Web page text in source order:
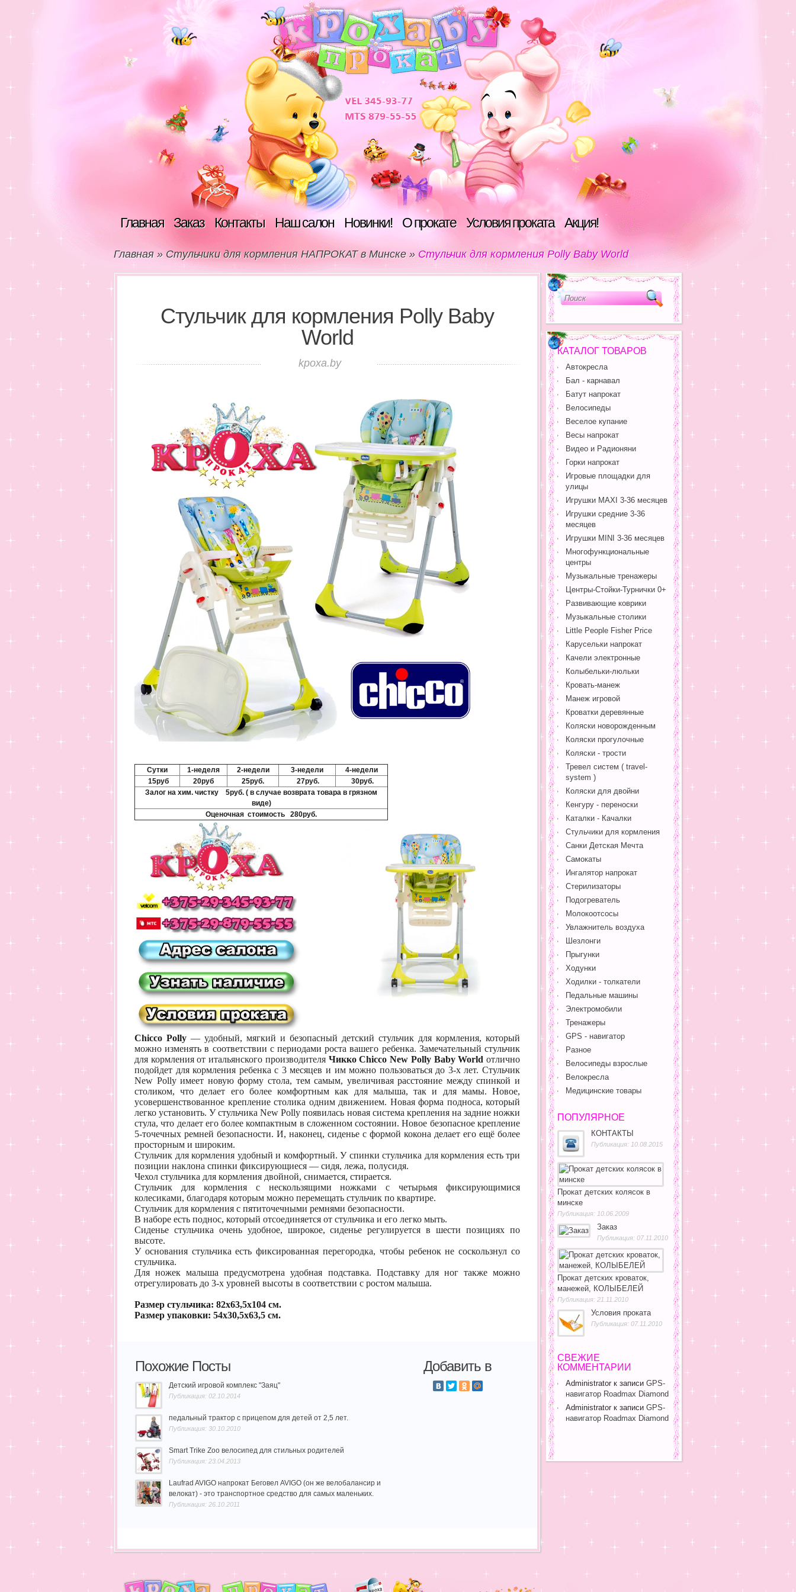
Главная Заказ Контакты Наш салон Новинки! О прокате Условия проката Акция!
Главная » Стульчики для кормления НАПРОКАТ в Минске » Стульчик для кормления Polly Baby World
Стульчик для кормления Polly Baby
World
kpoxa.by
Сутки 1-неделя 2-недели 3-недели
4-недели
15руб
20руб 25руб. 27руб.
30руб.
Залог на хим. чистку 5руб. ( в случае возврата товара в грязном
виде)
Оценочная стоимость 280руб.
Сhicco Polly — удобный, мягкий и безопасный детский стульчик для кормления, который
можно изменять в соответствии с периодами роста вашего ребенка. Замечательный стульчик
для кормления от итальянского производителя Чикко Chicco New Polly Baby Worldотлично
подойдет для кормления ребенка с 3 месяцев и им можно пользоваться до 3-х лет. Стульчик
New Polly имеет новую форму стола, тем самым, увеличивая расстояние между спинкой и
столиком, что делает его более комфортным как для малыша, так и для мамы. Новое,
усовершенствованное крепление столика одним движением. Новая форма подноса, который
легко установить. У стульчика New Polly появилась новая система крепления на задние ножки
стула, что делает его более компактным в сложенном состоянии. Новое безопасное крепление
5-точечных ремней безопасности. И, наконец, сиденье с формой кокона делает его ещё более
просторным и широким.
Стульчик для кормления удобный и комфортный. У спинки стульчика для кормления есть три
позиции наклона спинки фиксирующиеся — сидя, лежа, полусидя.
Чехол стульчика для кормления двойной, снимается, стирается.
Стульчик для кормления с нескользящими ножками с четырьмя фиксирующимися
колесиками, благодаря которым можно перемещать стульчик по квартире.
Стульчик для кормления с пятиточечными ремнями безопасности.
В наборе есть поднос, который отсоединяется от стульчика и его легко мыть.
Сиденье стульчика очень удобное, широкое, сиденье регулируется в шести позициях по
высоте.
У основания стульчика есть фиксированная перегородка, чтобы ребенок не соскользнул со
стульчика.
Для ножек малыша предусмотрена удобная подставка. Подставку для ног также можно
отрегулировать до 3-х уровней высоты в соответствии с ростом малыша.
Размер стульчика: 82х63,5х104 см.
Размер упаковки: 54х30,5х63,5 см.
Похожие Посты
Детский игровой комплекс "Заяц"
Публикация: 02.10.2014
педальный трактор с прицепом для детей от 2,5 лет.
Публикация: 30.10.2010
Smart Trike Zoo велосипед для стильных родителей
Публикация: 23.04.2013
Laufrad AVIGO напрокат Беговел AVIGO (он же велобалансир и
велокат) - это транспортное средство для самых маленьких.
Публикация: 26.10.2011
Добавить в
КАТАЛОГ ТОВАРОВ
Автокресла
Бал - карнавал
Батут напрокат
Велосипеды
Веселое купание
Весы напрокат
Видео и Радионяни
Горки напрокат
Игровые площадки для
улицы
Игрушки MAXI 3-36 месяцев
Игрушки средние 3-36
месяцев
Игрушки MINI 3-36 месяцев
Многофункциональные
центры
Музыкальные тренажеры
Центры-Стойки-Турнички 0+
Развивающие коврики
Музыкальные столики
Little People Fisher Price
Карусельки напрокат
Качели электронные
Колыбельки-люльки
Кровать-манеж
Манеж игровой
Кроватки деревянные
Коляски новорожденным
Коляски прогулочные
Коляски - трости
Тревел систем ( travel-
system )
Коляски для двойни
Кенгуру - переноски
Каталки - Качалки
Стульчики для кормления
Санки Детская Мечта
Самокаты
Ингалятор напрокат
Стерилизаторы
Подогреватель
Молокоотсосы
Увлажнитель воздуха
Шезлонги
Прыгунки
Ходунки
Ходилки - толкатели
Педальные машины
Электромобили
Тренажеры
GPS - навигатор
Разное
Велосипеды взрослые
Велокресла
Медицинские товары
ПОПУЛЯРНОЕ
КОНТАКТЫ
Публикация: 10.08.2015
Прокат детских колясок в
минске
Публикация: 10.06.2009
Заказ
Публикация: 07.11.2010
Прокат детских кроваток,
манежей, КОЛЫБЕЛЕЙ
Публикация: 21.11.2010
Условия проката
Публикация: 07.11.2010
СВЕЖИЕ
КОММЕНТАРИИ
Administrator к записи GPS-
навигатор Roadmax Diamond
Administrator к записи GPS-
навигатор Roadmax Diamond